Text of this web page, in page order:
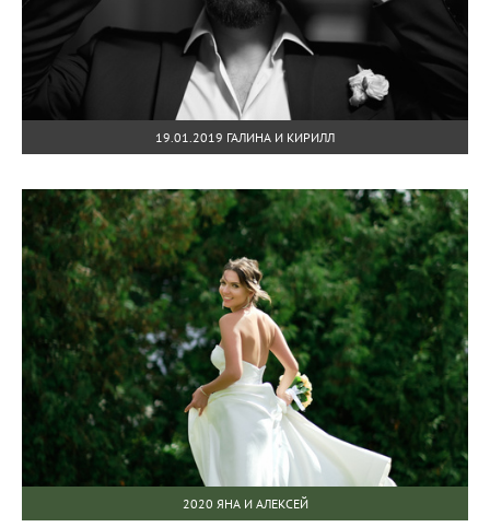
19.01.2019 ГАЛИНА И КИРИЛЛ
2020 ЯНА И АЛЕКСЕЙ